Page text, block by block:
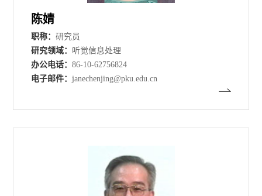
陈婧
职称：研究员
研究领域： 听觉信息处理
办公电话：86-10-62756824
电子邮件：janechenjing@pku.edu.cn